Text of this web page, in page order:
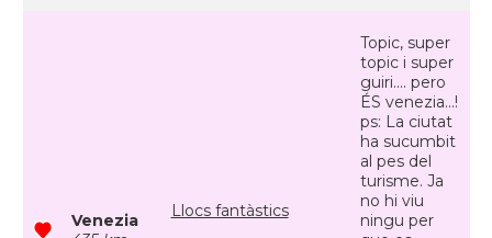
Venezia
Llocs fantàstics
Topic, super
topic i super
guiri.... pero
ÉS venezia...!
ps: La ciutat
ha sucumbit
al pes del
turisme. Ja
no hi viu
ningu per